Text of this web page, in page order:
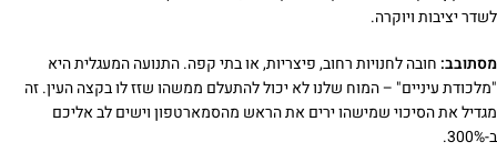
לשדר יציבות ויוקרה.
מסתובב: חובה לחנויות רחוב, פיצריות, או בתי קפה. התנועה המעגלית היא
"מלכודת עיניים" – המוח שלנו לא יכול להתעלם ממשהו שזז לו בקצה העין. זה
מגדיל את הסיכוי שמישהו ירים את הראש מהסמארטפון וישים לב אליכם
ב-300%.